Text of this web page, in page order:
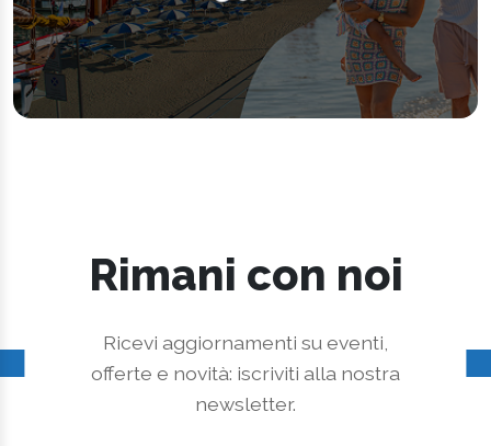
Rimani con noi
Ricevi aggiornamenti su eventi,
offerte e novità: iscriviti alla nostra
newsletter.